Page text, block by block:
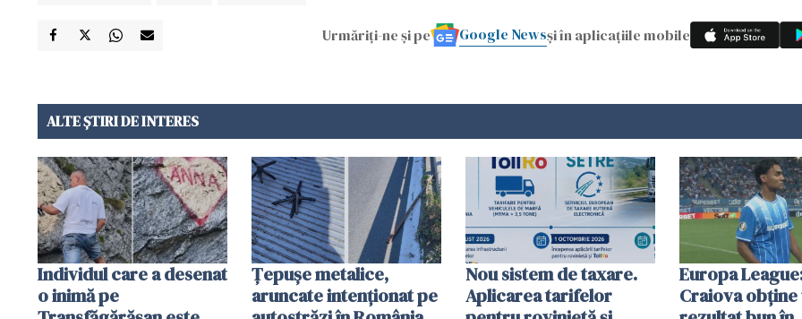
Urmăriți-ne și pe Google Newsși în aplicațiile mobile
ALTE ȘTIRI DE INTERES
Individul care a desenat
o inimă pe
Țepușe metalice,
aruncate intenționat pe
Nou sistem de taxare.
Aplicarea tarifelor
Europa
Craiova obține